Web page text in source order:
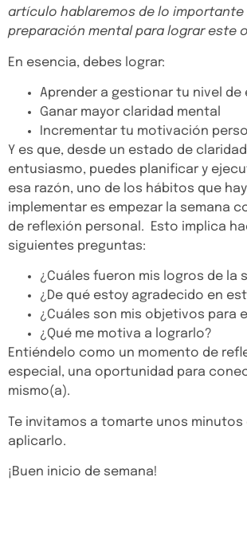
Inicio
Nosotros
Soluciones
Casos de
Blog
artículo hablaremos de lo importante
preparación mental para lograr este
En esencia, debes lograr:
Aprender a gestionar tu nivel de
Ganar mayor claridad mental
Incrementar tu motivación
Y es que, desde un estado de
entusiasmo, puedes planificar y
esa razón, uno de los hábitos que
implementar es empezar la semana
de reflexión personal. Esto implica
siguientes preguntas:
¿Cuáles fueron mis logros de la
¿De qué estoy agradecido en
¿Cuáles son mis objetivos para
¿Qué me motiva a lograrlo?
Entiéndelo como un momento de
especial, una oportunidad para
mismo(a).
Te invitamos a tomarte unos minutos
aplicarlo.
¡Buen inicio de semana!